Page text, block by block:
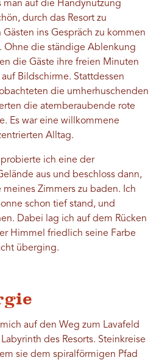
man auf die Handynutzung
durch das Resort zu
ins Gespräch zu kommen
Ohne die ständige Ablenkung
die Gäste ihre freien Minuten
Bildschirme. Stattdessen
die umherhuschenden
die atemberaubende rote
Es war eine willkommene
Alltag.
ich eine der
aus und beschloss dann,
meines Zimmers zu baden. Ich
schon tief stand, und
Dabei lag ich auf dem Rücken
Himmel friedlich seine Farbe
überging.
auf den Weg zum Lavafeld
des Resorts. Steinkreise
sie dem spiralförmigen Pfad